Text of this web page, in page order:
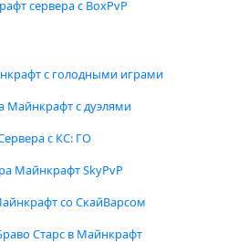
сервера с BoxPvP
с голодными играми
Майнкрафт с дуэлями
с КС: ГО
Майнкрафт SkyPvP
со СкайВарсом
Старс в Майнкрафт